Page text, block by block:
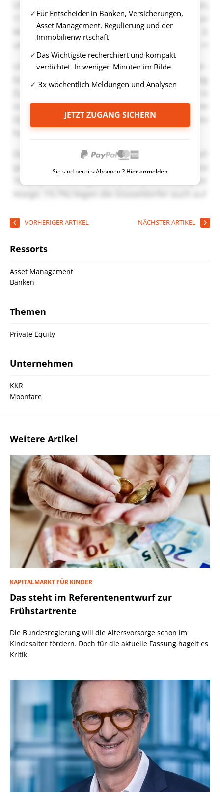
Für Entscheider in Banken, Versicherungen,
Asset Management, Regulierung und der
Immobilienwirtschaft
Das Wichtigste recherchiert und kompakt
verdichtet. In wenigen Minuten im Bilde
3x wöchentlich Meldungen und Analysen
JETZT ZUGANG SICHERN
Sie sind bereits Abonnent? Hier anmelden
VORHERIGER ARTIKEL NÄCHSTER ARTIKEL
Ressorts
Asset Management
Banken
Themen
Private Equity
Unternehmen
KKR
Moonfare
Weitere Artikel
KAPITALMARKT FÜR KINDER
Das steht im Referentenentwurf zur
Frühstartrente
Die Bundesregierung will die Altersvorsorge schon im
Kindesalter fördern. Doch für die aktuelle Fassung hagelt es
Kritik.